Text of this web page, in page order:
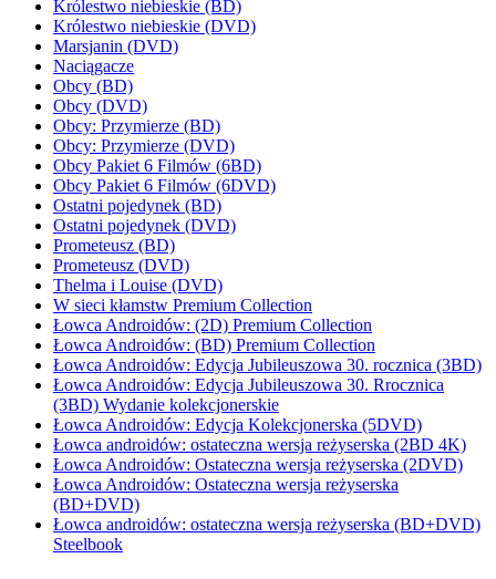
Królestwo niebieskie (BD)
Królestwo niebieskie (DVD)
Marsjanin (DVD)
Naciągacze
Obcy (BD)
Obcy (DVD)
Obcy: Przymierze (BD)
Obcy: Przymierze (DVD)
Obcy Pakiet 6 Filmów (6BD)
Obcy Pakiet 6 Filmów (6DVD)
Ostatni pojedynek (BD)
Ostatni pojedynek (DVD)
Prometeusz (BD)
Prometeusz (DVD)
Thelma i Louise (DVD)
W sieci kłamstw Premium Collection
Łowca Androidów: (2D) Premium Collection
Łowca Androidów: (BD) Premium Collection
Łowca Androidów: Edycja Jubileuszowa 30. rocznica (3BD)
Łowca Androidów: Edycja Jubileuszowa 30. Rrocznica
(3BD) Wydanie kolekcjonerskie
Łowca Androidów: Edycja Kolekcjonerska (5DVD)
Łowca androidów: ostateczna wersja reżyserska (2BD 4K)
Łowca Androidów: Ostateczna wersja reżyserska (2DVD)
Łowca Androidów: Ostateczna wersja reżyserska
(BD+DVD)
Łowca androidów: ostateczna wersja reżyserska (BD+DVD)
Steelbook